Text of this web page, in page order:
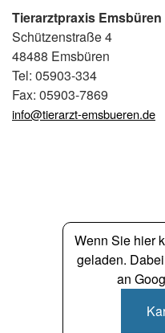
Tierarztpraxis Emsbüren
Schützenstraße 4
48488 Emsbüren
Tel: 05903-334
Fax: 05903-7869
info@tierarzt-emsbueren.de
Wenn Sie hier
geladen.
an